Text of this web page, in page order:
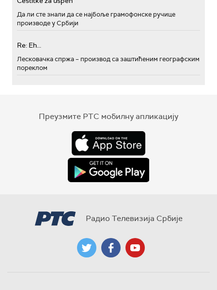
Да ли сте знали да се најбоље грамофонске ручице
производе у Србији
Re: Eh...
Лесковачка спржа – производ са заштићеним географским
пореклом
Преузмите РТС мобилну апликацију
Радио Телевизија Србије